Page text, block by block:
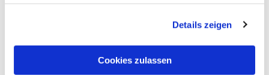
Details zeigen
Cookies zulassen